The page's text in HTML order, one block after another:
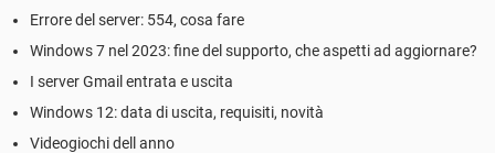
Errore del server: 554, cosa fare
Windows 7 nel 2023: fine del supporto, che aspetti ad aggiornare?
I server Gmail entrata e uscita
Windows 12: data di uscita, requisiti, novità
Videogiochi dell anno